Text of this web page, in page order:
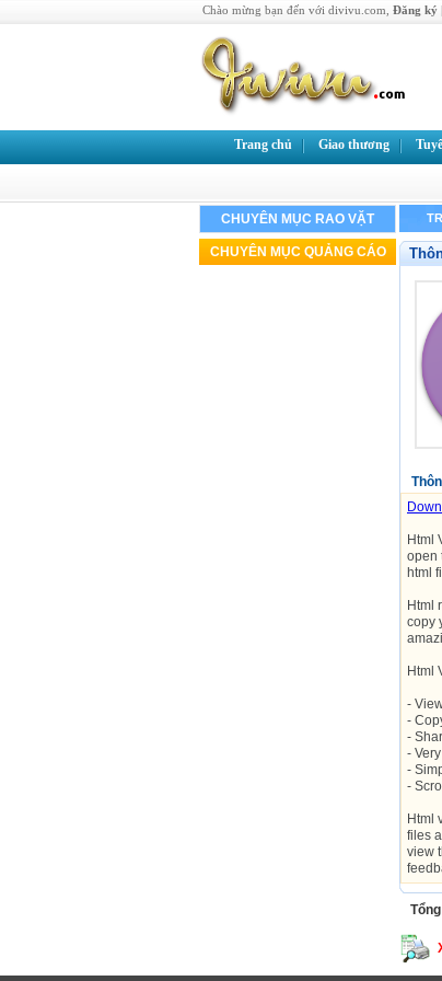
Chào mừng bạn đến với divivu.com, Đăng ký |
Trang chủ Giao thương
CHUYÊN MỤC RAO VẶT
CHUYÊN MỤC QUẢNG CÁO
Html
open
html
Html
copy
Html
-
-
-
-
-
-
Html
files
view